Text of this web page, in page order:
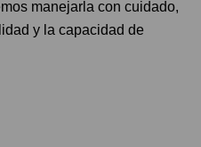
manejarla con cuidado,
y la capacidad de